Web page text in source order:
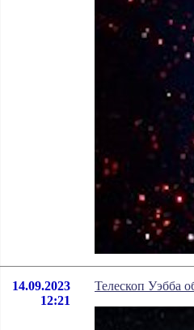
14.09.2023
12:21
Телескоп Уэбба